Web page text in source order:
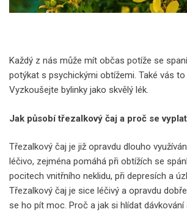
Každý z nás může mít občas potíže se
potýkat s psychickými obtížemi. Také vás
Vyzkoušejte bylinky jako skvělý lék.
Jak působí třezalkový čaj a proč se
Třezalkový čaj je již opravdu dlouho
léčivo, zejména pomáhá při obtížích se
pocitech vnitřního neklidu, při depresích a
Třezalkový čaj je sice léčivý a opravdu
se ho pít moc. Proč a jak si hlídat dávkování